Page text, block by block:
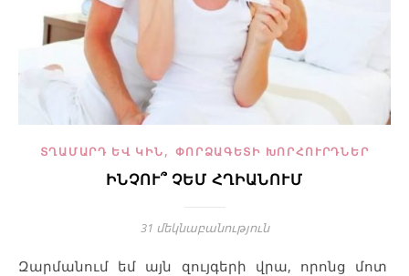
ՏՂԱՄԱՐԴ ԵՎ ԿԻՆ, ՓՈՐՁԱԳԵՏԻ ԽՈՐՀՈՒՐԴՆԵՐ
ԻՆՉՈՒ՞ ՉԵՄ ՀՂԻԱՆՈՒՄ
31 մեկնաբանություն
Զարմանում եմ այն զույգերի վրա, որոնց մոտ